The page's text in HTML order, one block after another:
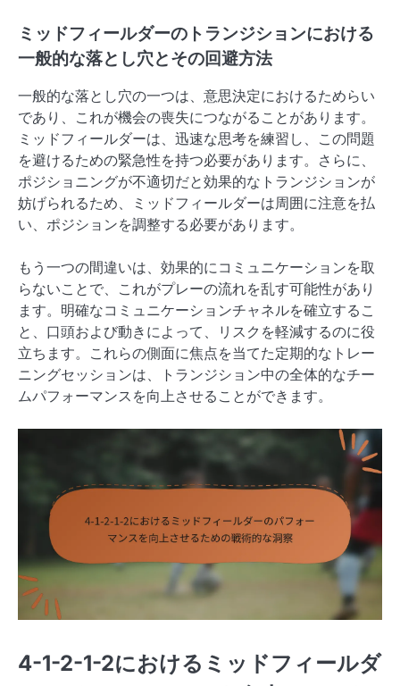
ミッドフィールダーのトランジションにおける
一般的な落とし穴とその回避方法
一般的な落とし穴の一つは、意思決定におけるためらい
であり、これが機会の喪失につながることがあります。
ミッドフィールダーは、迅速な思考を練習し、この問題
を避けるための緊急性を持つ必要があります。さらに、
ポジショニングが不適切だと効果的なトランジションが
妨げられるため、ミッドフィールダーは周囲に注意を払
い、ポジションを調整する必要があります。
もう一つの間違いは、効果的にコミュニケーションを取
らないことで、これがプレーの流れを乱す可能性があり
ます。明確なコミュニケーションチャネルを確立するこ
と、口頭および動きによって、リスクを軽減するのに役
立ちます。これらの側面に焦点を当てた定期的なトレー
ニングセッションは、トランジション中の全体的なチー
ムパフォーマンスを向上させることができます。
4-1-2-1-2におけるミッドフィールダ